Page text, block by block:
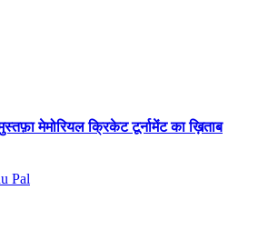
मेमोरियल क्रिकेट टूर्नामेंट का ख़िताब
Pal